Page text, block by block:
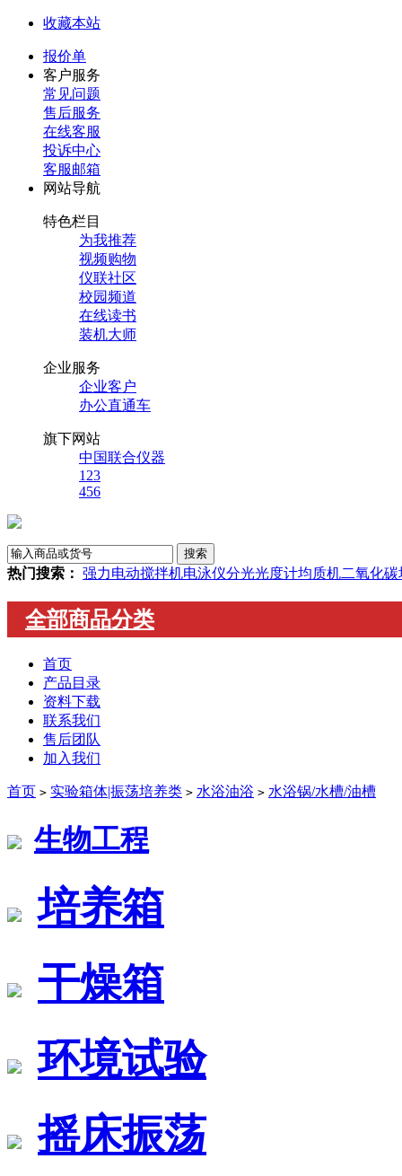
收藏本站
报价单
客户服务
常见问题
售后服务
在线客服
投诉中心
客服邮箱
网站导航
特色栏目
为我推荐
视频购物
仪联社区
校园频道
在线读书
装机大师
企业服务
企业客户
办公直通车
旗下网站
中国联合仪器
123
456
热门搜索： 强力电动搅拌机电泳仪分光光度计均质机二氧化
全部商品分类
首页
产品目录
资料下载
联系我们
售后团队
加入我们
首页 > 实验箱体|振荡培养类 > 水浴油浴 > 水浴锅/水槽/油槽
生物工程
培养箱
干燥箱
环境试验
摇床振荡